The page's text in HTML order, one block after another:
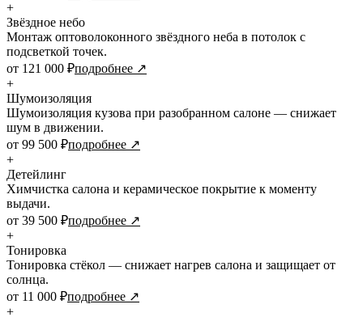
+
Звёздное небо
Монтаж оптоволоконного звёздного неба в потолок с
подсветкой точек.
от 121 000 ₽подробнее ↗
+
Шумоизоляция
Шумоизоляция кузова при разобранном салоне — снижает
шум в движении.
от 99 500 ₽подробнее ↗
+
Детейлинг
Химчистка салона и керамическое покрытие к моменту
выдачи.
от 39 500 ₽подробнее ↗
+
Тонировка
Тонировка стёкол — снижает нагрев салона и защищает от
солнца.
от 11 000 ₽подробнее ↗
+